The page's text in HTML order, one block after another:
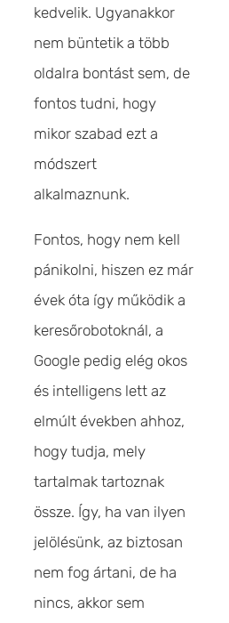
kedvelik. Ugyanakkor
nem büntetik a több
oldalra bontást sem, de
fontos tudni, hogy
mikor szabad ezt a
módszert
alkalmaznunk.
Fontos, hogy nem kell
pánikolni, hiszen ez már
évek óta így működik a
keresőrobotoknál, a
Google pedig elég okos
és intelligens lett az
elmúlt években ahhoz,
hogy tudja, mely
tartalmak tartoznak
össze. Így, ha van ilyen
jelölésünk, az biztosan
nem fog ártani, de ha
nincs, akkor sem